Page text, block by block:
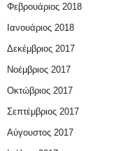
Φεβρουάριος 2018
Ιανουάριος 2018
Δεκέμβριος 2017
Νοέμβριος 2017
Οκτώβριος 2017
Σεπτέμβριος 2017
Αύγουστος 2017